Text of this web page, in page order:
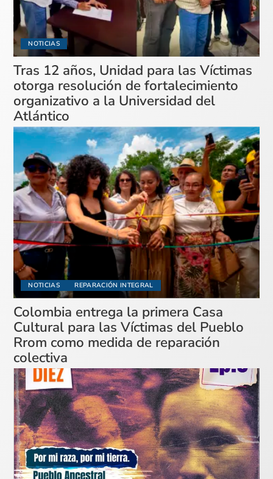
NOTICIAS
Tras 12 años, Unidad para las Víctimas
otorga resolución de fortalecimiento
organizativo a la Universidad del
Atlántico
NOTICIAS REPARACIÓN INTEGRAL
Colombia entrega la primera Casa
Cultural para las Víctimas del Pueblo
Rrom como medida de reparación
colectiva